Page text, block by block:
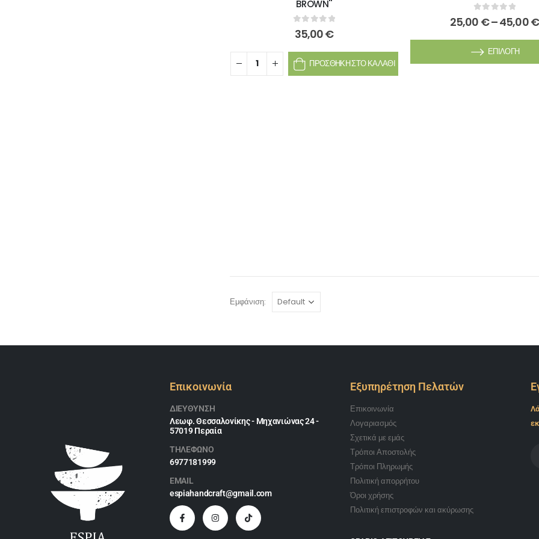
BROWN''
0out of 5
35,00€
ΠΡΟΣΘΉΚΗ ΣΤΟ ΚΑΛΆΘΙ
0 out of 5
25,00 €–45,00€
ΕΠΙΛΟΓΉ
Εμφάνιση:
Επικοινωνία
ΔΙΕΎΘΥΝΣΗ
Λεωφ. Θεσσαλονίκης - Μηχανιώνας 24 -
57019 Περαία
ΤΗΛΕΦΩΝΟ
6977181999
EMAIL
espiahandcraft@gmail.com
Εξυπηρέτηση Πελατών
Επικοινωνία
Λογαριασμός
Σχετικά με εμάς
Τρόποι Αποστολής
Τρόποι Πληρωμής
Πολιτική απορρήτου
Όροι χρήσης
Πολιτική επιστροφών και ακύρωσης